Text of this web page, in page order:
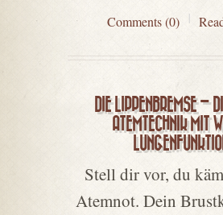
Comments (0)
DIE LIPPENBREMSE –
ATEMTECHNIK MIT
Stell dir vor, du
Atemnot. Dein